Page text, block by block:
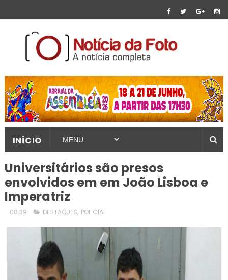
INÍCIO
Universitários são presos
envolvidos em em João Lisboa e
Imperatriz
08:39 DESTAQUES, POLICIAL